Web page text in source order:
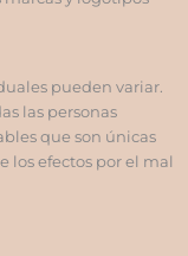
pueden variar.
las personas
que son únicas
los efectos por el mal